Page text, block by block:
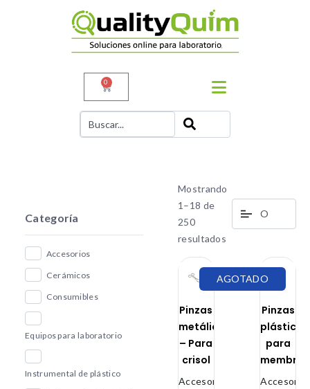
0
Categoría
Accesorios
Cerámicos
Consumibles
Equipos para laboratorio
Instrumental de plástico
Mostrando
1–18 de
250
resultados
Pinzas
metálicas
– Para
crisol
Accesorios
AGOTADO
Pinzas
plásticas
para